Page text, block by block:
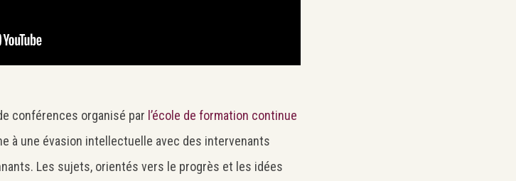
conférences organisé par l’école de formation continue
à une évasion intellectuelle avec des intervenants
Les sujets, orientés vers le progrès et les idées